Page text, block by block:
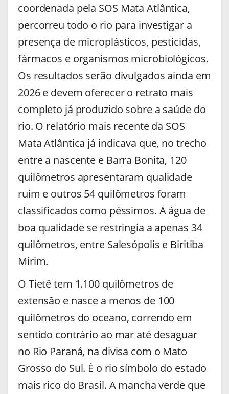
coordenada pela SOS Mata Atlântica,
percorreu todo o rio para investigar a
presença de microplásticos, pesticidas,
fármacos e organismos microbiológicos.
Os resultados serão divulgados ainda em
2026 e devem oferecer o retrato mais
completo já produzido sobre a saúde do
rio. O relatório mais recente da SOS
Mata Atlântica já indicava que, no trecho
entre a nascente e Barra Bonita, 120
quilômetros apresentaram qualidade
ruim e outros 54 quilômetros foram
classificados como péssimos. A água de
boa qualidade se restringia a apenas 34
quilômetros, entre Salesópolis e Biritiba
Mirim.
O Tietê tem 1.100 quilômetros de
extensão e nasce a menos de 100
quilômetros do oceano, correndo em
sentido contrário ao mar até desaguar
no Rio Paraná, na divisa com o Mato
Grosso do Sul. É o rio símbolo do estado
mais rico do Brasil. A mancha verde que